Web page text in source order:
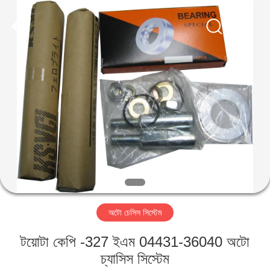
পণ্য
ভিডিও
আমাদের
সম্পর্কে
কারখানা
Reserved.
অটো চেসিস সিস্টেম
টয়োটা কেপি -327 ইএম 04431-36040 অটো
চ্যাসিস সিস্টেম